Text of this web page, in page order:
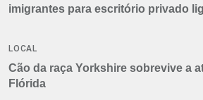
imigrantes para escritório privado
LOCAL
Cão da raça Yorkshire sobrevive a
Flórida